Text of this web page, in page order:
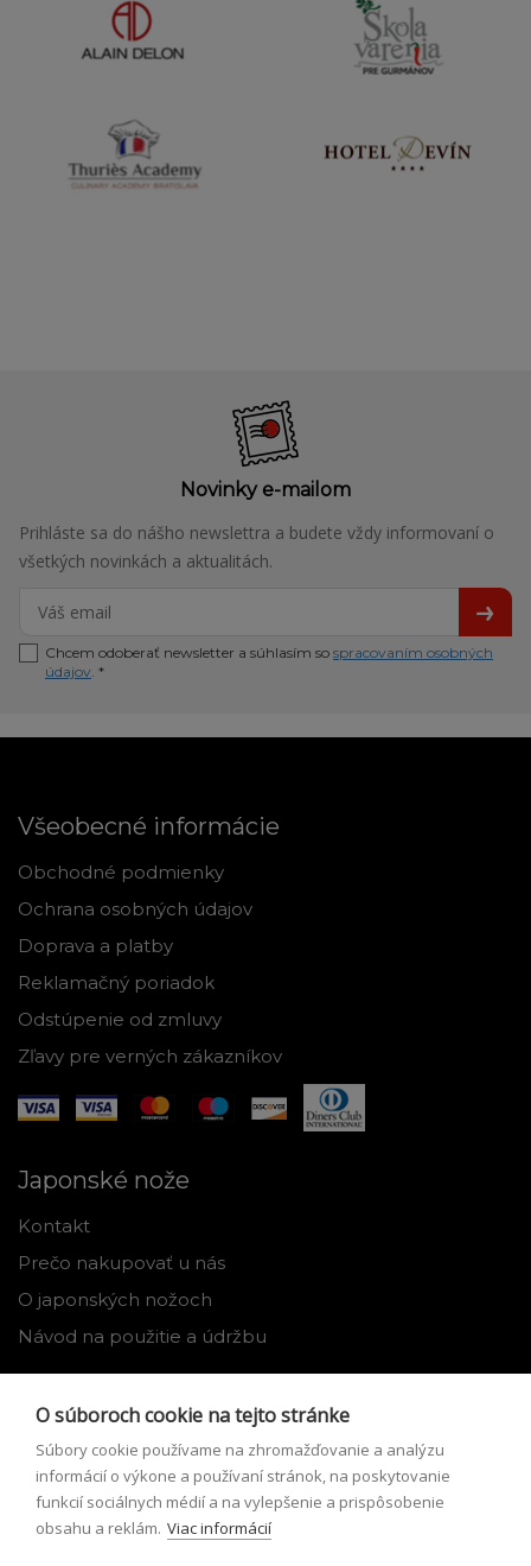
Novinky e-mailom
Prihláste sa do nášho newslettra a budete vždy informovaní o
všetkých novinkách a aktualitách.
Chcem odoberať newsletter a súhlasím so spracovaním osobných
údajov. *
Všeobecné informácie
Obchodné podmienky
Ochrana osobných údajov
Doprava a platby
Reklamačný poriadok
Odstúpenie od zmluvy
Zľavy pre verných zákazníkov
Japonské nože
Kontakt
Prečo nakupovať u nás
O japonských nožoch
Návod na použitie a údržbu
Môj profil
Zabudnuté heslo
O súboroch cookie na tejto stránke
Súbory cookie používame na zhromažďovanie a analýzu
informácií o výkone a používaní stránok, na poskytovanie
funkcií sociálnych médií a na vylepšenie a prispôsobenie
obsahu a reklám. Viac informácií